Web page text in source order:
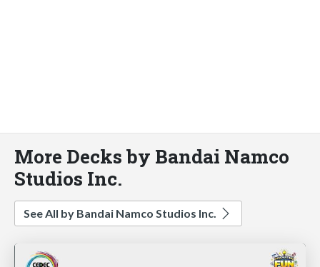
More Decks by Bandai Namco
Studios Inc.
See All by Bandai Namco Studios Inc.